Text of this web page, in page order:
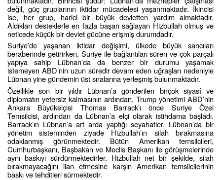
değil, güç gruplarının iktidar mücadelesi yaşanmaktadır. İkincisi
ise, her grup, harici bir büyük devletten yardım almaktadır.
Aldıkları desteklerle en fazla başarı sağlayan Hizbullah olmuş ve
neticede küçük bir devlet gücüne erişmiş durumdadır.
Suriye’de yaşanan iktidar değişimi, ülkede büyük sancıları
beraberinde getirirken, Suriye ile bağlantıları süren ve çok parçalı
yapıya sahip Lübnan’da da benzer bir durumu yaşamak
istemeyen ABD’nin uzun süredir devam eden uğraşları nedeniyle
Lübnan yine gündemin üst sıralarına yerleşmiş bulunmaktadır.
Özellikle son bir yıldır Lübnan’a gönderilen birçok siyasî ve
diplomatın yetersiz kalmasının ardından, Trump yönetimi ABD’nin
Ankara Büyükelçisi Thomas Barrack’ı önce Suriye Özel
Temsilcisi, ardından da Lübnan’a elçi olarak istihdama başladı.
Barrack’ın Lübnan’a art arda yaptığı seyahatler, Lübnan’da bir
yönetim sisteminden ziyade Hizbullah’ın silah bırakmasına
odaklanmış görünmektedir. Bütün Amerikan temsilcileri,
Cumhurbaşkanı, Başbakan ve Meclis Başkanı ile görüşmelerinde
aynı baskıyı sürdürmektedirler. Hizbullah net bir şekilde, silah
bırakmayacağını ilan etmesine karşın Amerikan temsilcilerinin
baskı ve tehditleri sürmektedir.